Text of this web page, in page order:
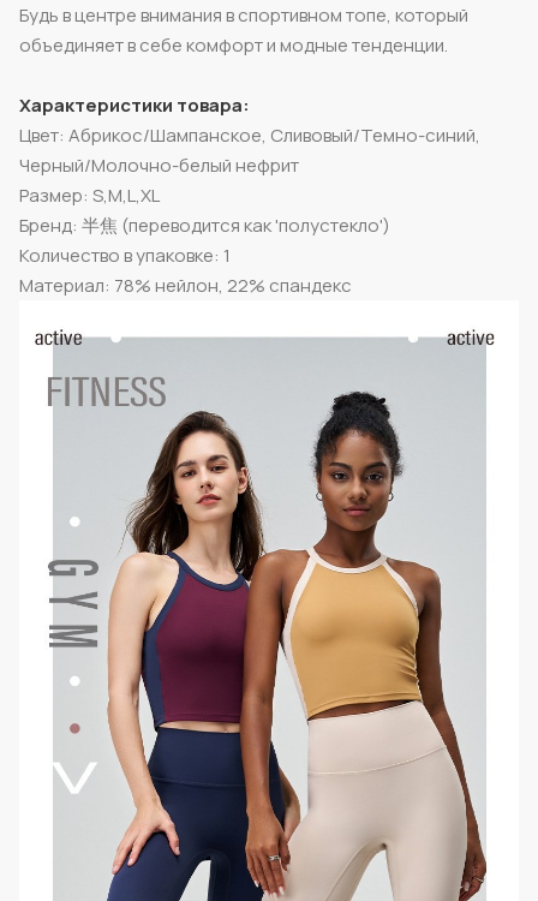
Будь в центре внимания в спортивном топе, который
объединяет в себе комфорт и модные тенденции.
Характеристики товара:
Цвет: Абрикос/Шампанское, Сливовый/Темно-синий,
Черный/Молочно-белый нефрит
Размер: S,M,L,XL
Бренд: 半焦 (переводится как 'полустекло')
Количество в упаковке: 1
Материал: 78% нейлон, 22% спандекс